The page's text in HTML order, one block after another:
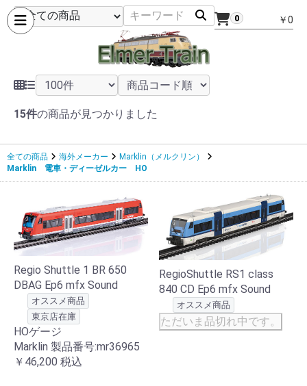
0 ￥0
15件の商品が見つかりました
全ての商品 海外メーカー
Marklin（メルクリン）
Marklin 電車・ディーゼルカー HO
Regio Shuttle 1 BR 650
DBAG Ep6 mfx Sound
オススメ商品
東京店在庫
HOゲージ
Marklin 製品番号:mr36965
￥46,200 税込
RegioShuttle RS1 class
840 CD Ep6 mfx Sound
オススメ商品
ただいま品切れ中です。